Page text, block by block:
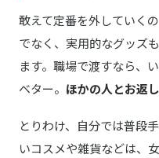
INIC coffee／イニックコ
敢えて定番を外していく
でなく、実用的なグッズ
ます。職場で渡すなら、
ベター。 ほかの人とお返
とりわけ、自分では普段
いコスメや雑貨などは、